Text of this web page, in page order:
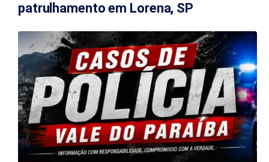
patrulhamento em Lorena, SP